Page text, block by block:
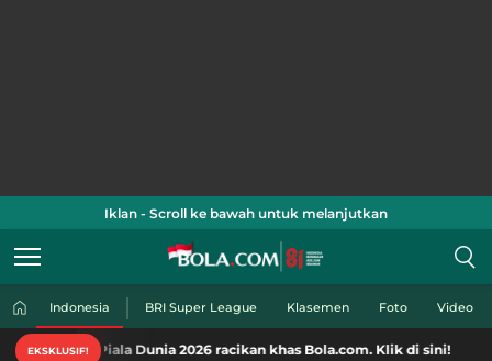
Iklan - Scroll ke bawah untuk melanjutkan
Indonesia BRI Super League Klasemen Foto Video
EKSKLUSIF!
Piala Dunia 2026 racikan khas Bola.com. Klik di sini!